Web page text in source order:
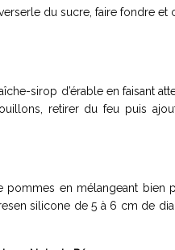
du sucre, faire fondre et
sirop d’érable en faisant
retirer du feu puis
pommes en mélangeant bien
silicone de 5 à 6 cm de